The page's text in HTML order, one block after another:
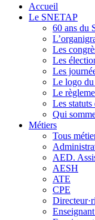
Accueil
Le SNETAP
60 ans du
Les
Les
Les
Le logo
Le
Les
Qui
Métiers
Tous
AED.
AESH
ATE
CPE